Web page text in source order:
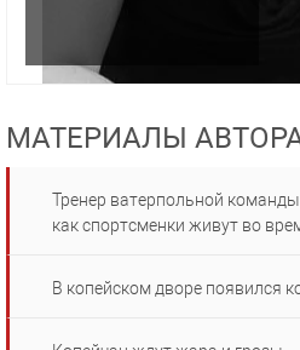
МАТЕРИАЛЫ
Тренер ватерпольной
как спортсменки живут во
В копейском дворе появился